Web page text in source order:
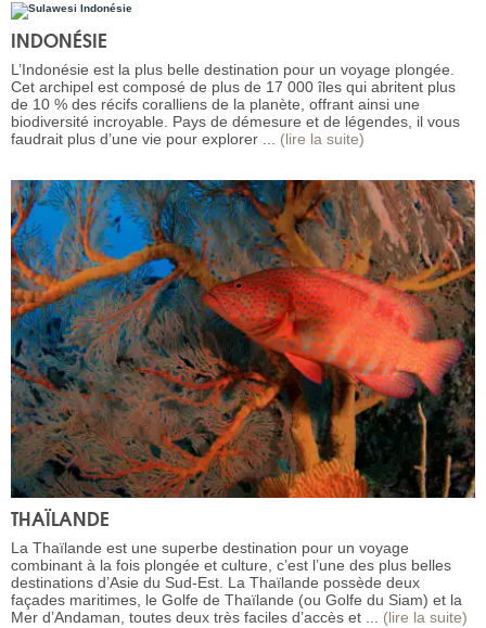
INDONÉSIE
L’Indonésie est la plus belle destination pour un voyage plongée.
Cet archipel est composé de plus de 17 000 îles qui abritent plus
de 10 % des récifs coralliens de la planète, offrant ainsi une
biodiversité incroyable. Pays de démesure et de légendes, il vous
faudrait plus d’une vie pour explorer ... (lire la suite)
THAÏLANDE
La Thaïlande est une superbe destination pour un voyage
combinant à la fois plongée et culture, c’est l’une des plus belles
destinations d’Asie du Sud-Est. La Thaïlande possède deux
façades maritimes, le Golfe de Thaïlande (ou Golfe du Siam) et la
Mer d’Andaman, toutes deux très faciles d’accès et ... (lire la suite)